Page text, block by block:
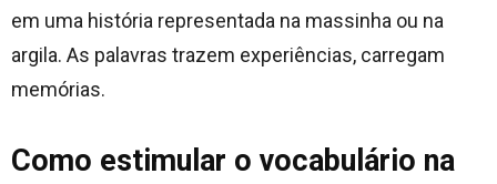
em uma história representada na massinha ou na
argila. As palavras trazem experiências, carregam
memórias.
Como estimular o vocabulário na